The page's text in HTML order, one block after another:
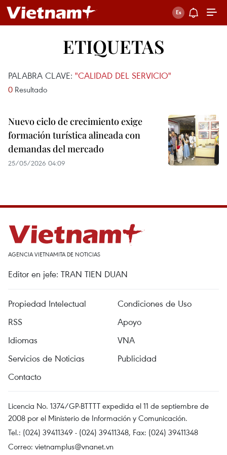
ETIQUETAS
PALABRA CLAVE: "CALIDAD DEL SERVICIO"
0 Resultado
Nuevo ciclo de crecimiento exige
formación turística alineada con
demandas del mercado
25/05/2026 04:09
AGENCIA VIETNAMITA DE NOTICIAS
Editor en jefe: TRAN TIEN DUAN
Propiedad Intelectual
Condiciones de Uso
RSS
Apoyo
Idiomas
VNA
Servicios de Noticias
Publicidad
Contacto
Licencia No. 1374/GP-BTTTT expedida el 11 de septiembre de
2008 por el Ministerio de Información y Comunicación.
Tel.: (024) 39411349 - (024) 39411348, Fax: (024) 39411348
Correo: vietnamplus@vnanet.vn